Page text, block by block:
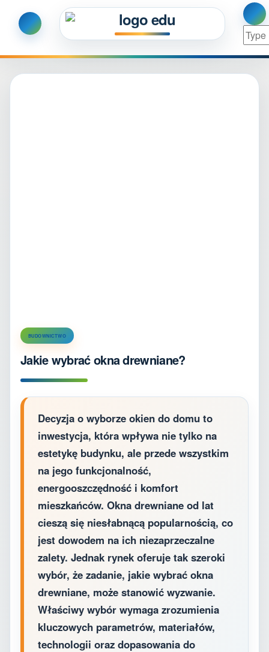
BUDOWNICTWO
Jakie wybrać okna drewniane?
Decyzja o wyborze okien do domu to
inwestycja, która wpływa nie tylko na
estetykę budynku, ale przede wszystkim
na jego funkcjonalność,
energooszczędność i komfort
mieszkańców. Okna drewniane od lat
cieszą się niesłabnącą popularnością, co
jest dowodem na ich niezaprzeczalne
zalety. Jednak rynek oferuje tak szeroki
wybór, że zadanie, jakie wybrać okna
drewniane, może stanowić wyzwanie.
Właściwy wybór wymaga zrozumienia
kluczowych parametrów, materiałów,
technologii oraz dopasowania do